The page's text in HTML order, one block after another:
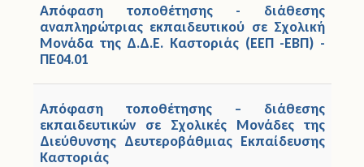
Απόφαση τοποθέτησης - διάθεσης
αναπληρώτριας εκπαιδευτικού σε Σχολική
Μονάδα της Δ.Δ.Ε. Καστοριάς (ΕΕΠ -ΕΒΠ) -
ΠΕ04.01
Απόφαση τοποθέτησης – διάθεσης
εκπαιδευτικών σε Σχολικές Μονάδες της
Διεύθυνσης Δευτεροβάθμιας Εκπαίδευσης
Καστοριάς